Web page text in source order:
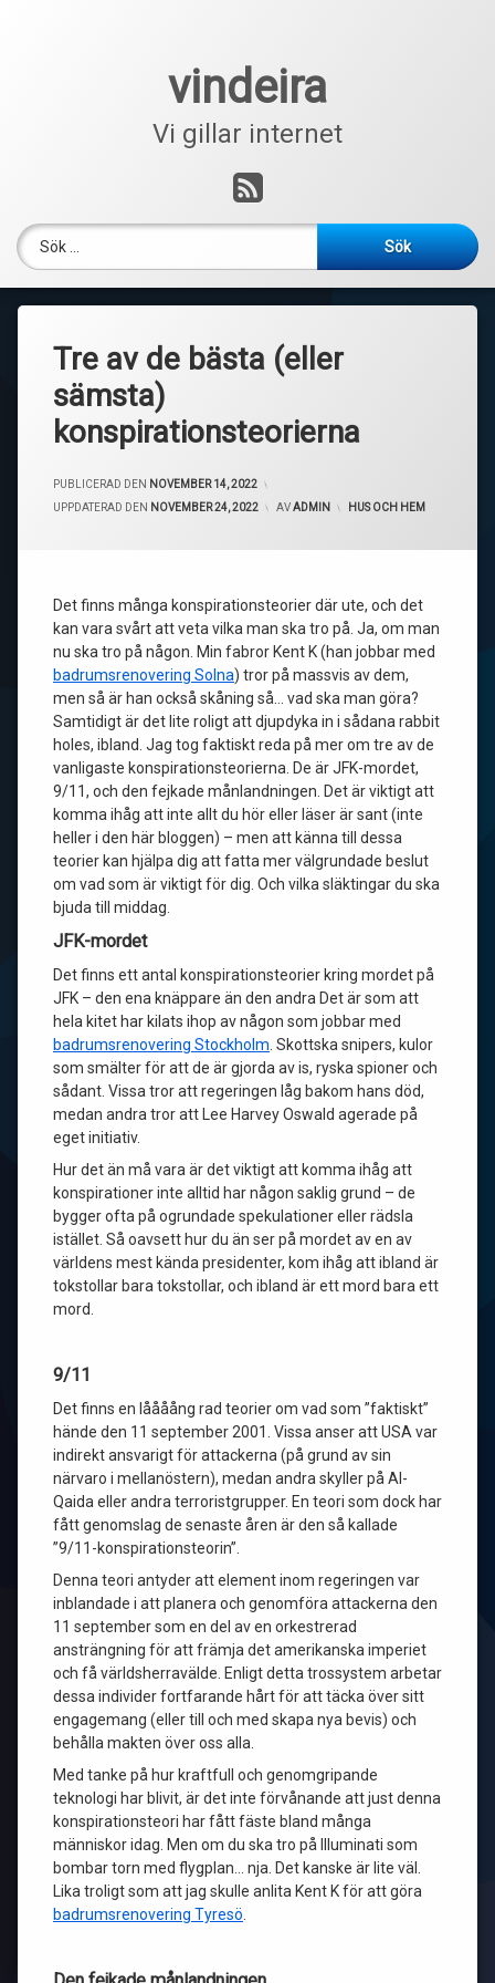
vindeira
Vi gillar internet
RSS
Tre av de bästa (eller
sämsta)
konspirationsteorierna
PUBLICERAD DEN NOVEMBER 14, 2022
UPPDATERAD DEN NOVEMBER 24, 2022 AVADMIN KATEGORIER:
HUS OCH HEM
Det finns många konspirationsteorier där ute, och det
kan vara svårt att veta vilka man ska tro på. Ja, om man
nu ska tro på någon. Min fabror Kent K (han jobbar med
badrumsrenovering Solna) tror på massvis av dem,
men så är han också skåning så… vad ska man göra?
Samtidigt är det lite roligt att djupdyka in i sådana rabbit
holes, ibland. Jag tog faktiskt reda på mer om tre av de
vanligaste konspirationsteorierna. De är JFK-mordet,
9/11, och den fejkade månlandningen. Det är viktigt att
komma ihåg att inte allt du hör eller läser är sant (inte
heller i den här bloggen) – men att känna till dessa
teorier kan hjälpa dig att fatta mer välgrundade beslut
om vad som är viktigt för dig. Och vilka släktingar du ska
bjuda till middag.
JFK-mordet
Det finns ett antal konspirationsteorier kring mordet på
JFK – den ena knäppare än den andra Det är som att
hela kitet har kilats ihop av någon som jobbar med
badrumsrenovering Stockholm . Skottska snipers, kulor
som smälter för att de är gjorda av is, ryska spioner och
sådant. Vissa tror att regeringen låg bakom hans död,
medan andra tror att Lee Harvey Oswald agerade på
eget initiativ.
Hur det än må vara är det viktigt att komma ihåg att
konspirationer inte alltid har någon saklig grund – de
bygger ofta på ogrundade spekulationer eller rädsla
istället. Så oavsett hur du än ser på mordet av en av
världens mest kända presidenter, kom ihåg att ibland är
tokstollar bara tokstollar, och ibland är ett mord bara ett
mord.
9/11
Det finns en låååång rad teorier om vad som ”faktiskt”
hände den 11 september 2001. Vissa anser att USA var
indirekt ansvarigt för attackerna (på grund av sin
närvaro i mellanöstern), medan andra skyller på Al-
Qaida eller andra terroristgrupper. En teori som dock har
fått genomslag de senaste åren är den så kallade
”9/11-konspirationsteorin”.
Denna teori antyder att element inom regeringen var
inblandade i att planera och genomföra attackerna den
11 september som en del av en orkestrerad
ansträngning för att främja det amerikanska imperiet
och få världsherravälde. Enligt detta trossystem arbetar
dessa individer fortfarande hårt för att täcka över sitt
engagemang (eller till och med skapa nya bevis) och
behålla makten över oss alla.
Med tanke på hur kraftfull och genomgripande
teknologi har blivit, är det inte förvånande att just denna
konspirationsteori har fått fäste bland många
människor idag. Men om du ska tro på Illuminati som
bombar torn med flygplan… nja. Det kanske är lite väl.
Lika troligt som att jag skulle anlita Kent K för att göra
badrumsrenovering Tyresö